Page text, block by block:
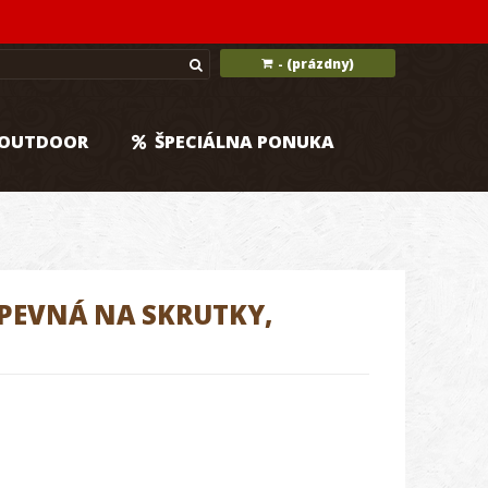
- (prázdny)
ŠPECIÁLNA PONUKA
NA SKRUTKY,